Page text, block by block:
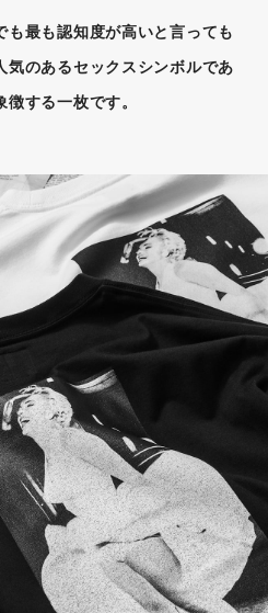
も最も認知度が高いと言っても
気のあるセックスシンボルであ
する一枚です。